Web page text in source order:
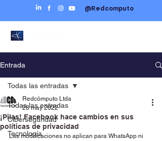
@Redcomputo
Entrada
Todas las entradas
Ciberseguridad
Tecnología
Todas las entradas
¡Pilas! Facebook hace cambios en sus
políticas de privacidad
Redcómputo Ltda
28 may 2022
Las modificaciones no aplican para WhatsApp ni